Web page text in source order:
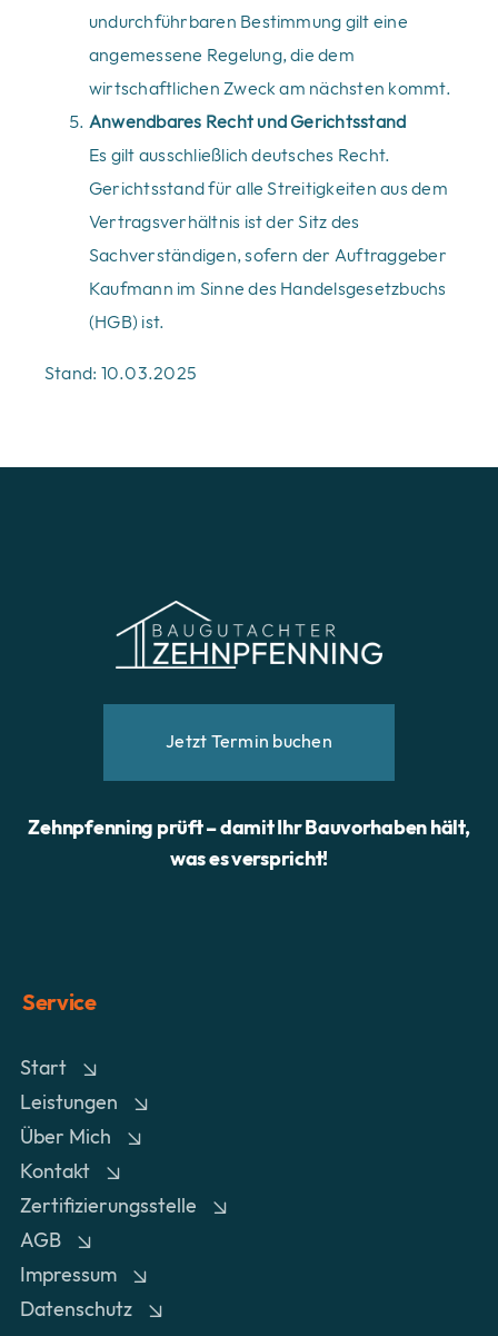
undurchführbaren Bestimmung gilt eine
angemessene Regelung, die dem
wirtschaftlichen Zweck am nächsten kommt.
Anwendbares Recht und Gerichtsstand
Es gilt ausschließlich deutsches Recht.
Gerichtsstand für alle Streitigkeiten aus dem
Vertragsverhältnis ist der Sitz des
Sachverständigen, sofern der Auftraggeber
Kaufmann im Sinne des Handelsgesetzbuchs
(HGB) ist.
Stand: 10.03.2025
Jetzt Termin buchen
Zehnpfenning prüft – damit Ihr Bauvorhaben hält,
was es verspricht!
Service
Start
Leistungen
Über Mich
Kontakt
Zertifizierungsstelle
AGB
Impressum
Datenschutz